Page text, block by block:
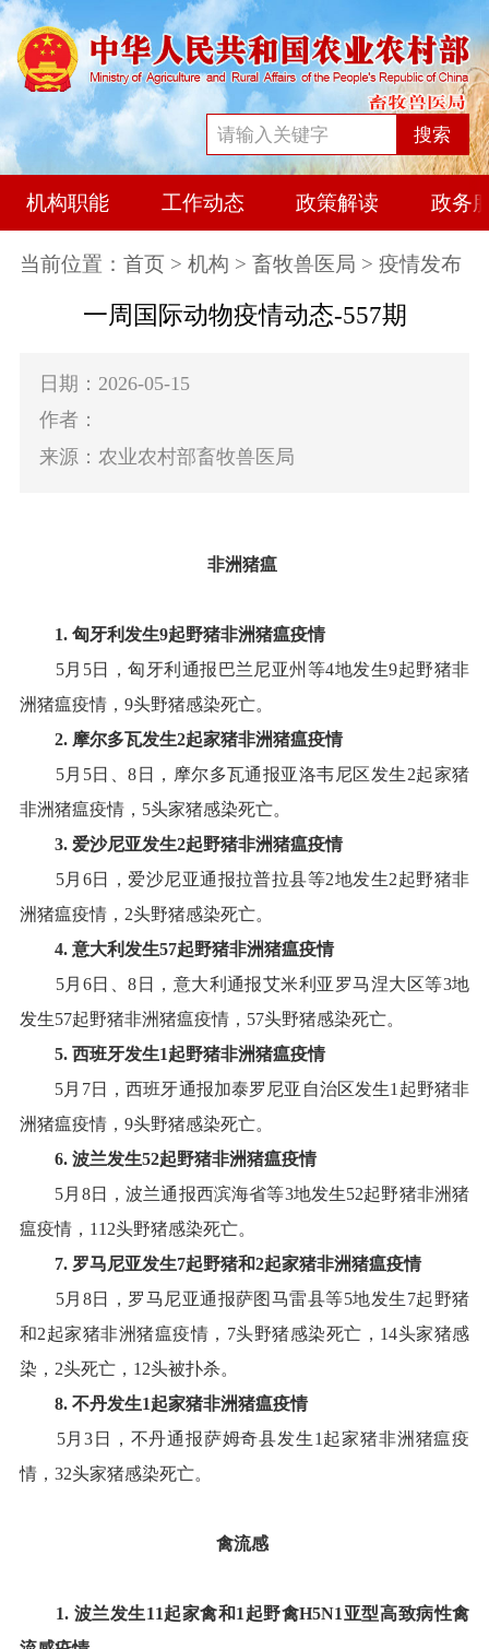
搜索
机构职能 工作动态 政策解读 政务
当前位置： 首页 > 机构 > 畜牧兽医局 > 疫情发布
一周国际动物疫情动态-557期
日期：2026-05-15
作者：
来源：农业农村部畜牧兽医局
非洲猪瘟
1. 匈牙利发生9起野猪非洲猪瘟疫情
5月 5日，匈牙利通报巴兰尼亚州等4地发生9起野猪非
洲猪瘟疫情， 9头野猪感染死亡。
2. 摩尔多瓦发生2起家猪非洲猪瘟疫情
5月 5日、8 日，摩尔多瓦通报亚洛韦尼区发生2起家猪
非洲猪瘟疫情， 5头家猪感染死亡。
3. 爱沙尼亚发生2起野猪非洲猪瘟疫情
5月 6日，爱沙尼亚通报拉普拉县等2地发生2起野猪非
洲猪瘟疫情， 2头野猪感染死亡。
4. 意大利发生57起野猪非洲猪瘟疫情
5月 6日、8 日，意大利通报艾米利亚罗马涅大区等3地
发生57起野猪非洲猪瘟疫情， 57头野猪感染死亡。
5. 西班牙发生1起野猪非洲猪瘟疫情
5月 7日，西班牙通报加泰罗尼亚自治区发生1 起野猪非
洲猪瘟疫情， 9头野猪感染死亡。
6. 波兰发生52起野猪非洲猪瘟疫情
5月 8日，波兰通报西滨海省等3地发生52起野猪非洲猪
瘟疫情， 112头野猪感染死亡。
7. 罗马尼亚发生7起野猪和2起家猪非洲猪瘟疫情
5月 8日，罗马尼亚通报萨图马雷县等5地发生7起野猪
和2起家猪非洲猪瘟疫情 ， 7头野猪感染死亡， 14头家猪感
染， 2头死亡， 12头被扑杀。
8. 不丹发生1起家猪非洲猪瘟疫情
5月3 日，不丹通报萨姆奇县发生1 起家猪非洲猪瘟疫
情， 32头家猪感染死亡。
禽流感
1. 波兰发生11起家禽和1 起野禽H5N1 亚型高致病性禽